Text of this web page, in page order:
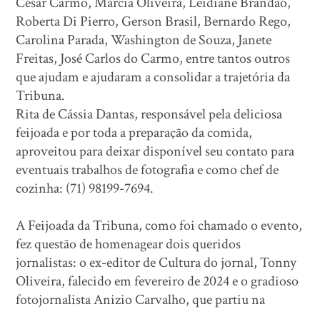
Roberta Di Pierro, Gerson Brasil, Bernardo Rego,
Carolina Parada, Washington de Souza, Janete
Freitas, José Carlos do Carmo, entre tantos outros
que ajudam e ajudaram a consolidar a trajetória da
Tribuna.
Rita de Cássia Dantas, responsável pela deliciosa
feijoada e por toda a preparação da comida,
aproveitou para deixar disponível seu contato para
eventuais trabalhos de fotografia e como chef de
cozinha: (71) 98199-7694.
A Feijoada da Tribuna, como foi chamado o evento,
fez questão de homenagear dois queridos
jornalistas: o ex-editor de Cultura do jornal, Tonny
Oliveira, falecido em fevereiro de 2024 e o gradioso
fotojornalista Anizio Carvalho, que partiu na